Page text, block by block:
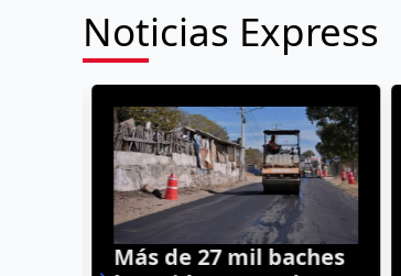
Noticias Express
Más de 27 mil baches